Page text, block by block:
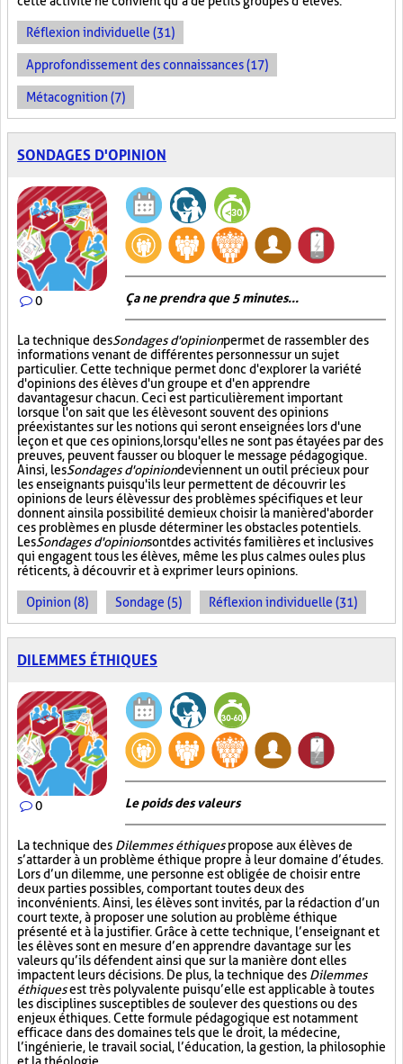
Réflexion individuelle (31)
Approfondissement des connaissances (17)
Métacognition (7)
SONDAGES D'OPINION
0 Ça ne prendra que 5 minutes...
La technique desSondages d'opinionpermet de rassembler des
informations venant de différentes personnes sur un sujet
particulier. Cette technique permet donc d'explorer la variété
d'opinions des élèves d'un groupe et d'en apprendre
davantage sur chacun. Ceci est particulièrement important
lorsque l'on sait que les élèves ont souvent des opinions
préexistantes sur les notions qui seront enseignées lors d'une
leçon et que ces opinions, lorsqu'elles ne sont pas étayées par des
preuves, peuvent fausser ou bloquer le message pédagogique.
Ainsi, lesSondages d'opiniondeviennent un outil précieux pour
les enseignants puisqu'ils leur permettent de découvrir les
opinions de leurs élèves sur des problèmes spécifiques et leur
donnent ainsi la possibilité de mieux choisir la manière d'aborder
ces problèmes en plus de déterminer les obstacles potentiels.
LesSondages d'opinionsont des activités familières et inclusives
qui engagent tous les élèves, même les plus calmes ou les plus
réticents, à découvrir et à exprimer leurs opinions.
Opinion (8) Sondage (5) Réflexion individuelle (31)
DILEMMES ÉTHIQUES
0 Le poids des valeurs
La technique des Dilemmes éthiquespropose aux élèves de
s’attarder à un problème éthique propre à leur domaine d’études.
Lors d’un dilemme, une personne est obligée de choisir entre
deux parties possibles, comportant toutes deux des
inconvénients. Ainsi, les élèves sont invités, par la rédaction d’un
court texte, à proposer une solution au problème éthique
présenté et à la justifier. Grâce à cette technique, l’enseignant et
les élèves sont en mesure d’en apprendre davantage sur les
valeurs qu’ils défendent ainsi que sur la manière dont elles
impactent leurs décisions. De plus, la technique des Dilemmes
éthiquesest très polyvalente puisqu’elle est applicable à toutes
les disciplines susceptibles de soulever des questions ou des
enjeux éthiques. Cette formule pédagogique est notamment
efficace dans des domaines tels que le droit, la médecine,
l’ingénierie, le travail social, l’éducation, la gestion, la philosophie